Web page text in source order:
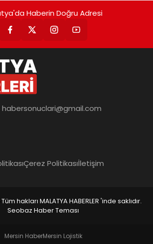
Haberin Doğru Adresi
habersonuclari@gmail.com
Çerez Politikasıİletişim
hakları MALATYA HABERLER 'inde saklıdır.
Seobaz Haber Teması
Mersin HaberMersin Lojistik